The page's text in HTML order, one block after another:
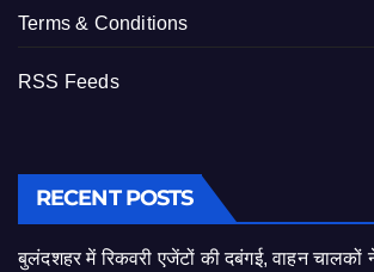
Terms & Conditions
RSS Feeds
RECENT POSTS
बुलंदशहर में रिकवरी एजेंटों की दबंगई, वाहन चालकों